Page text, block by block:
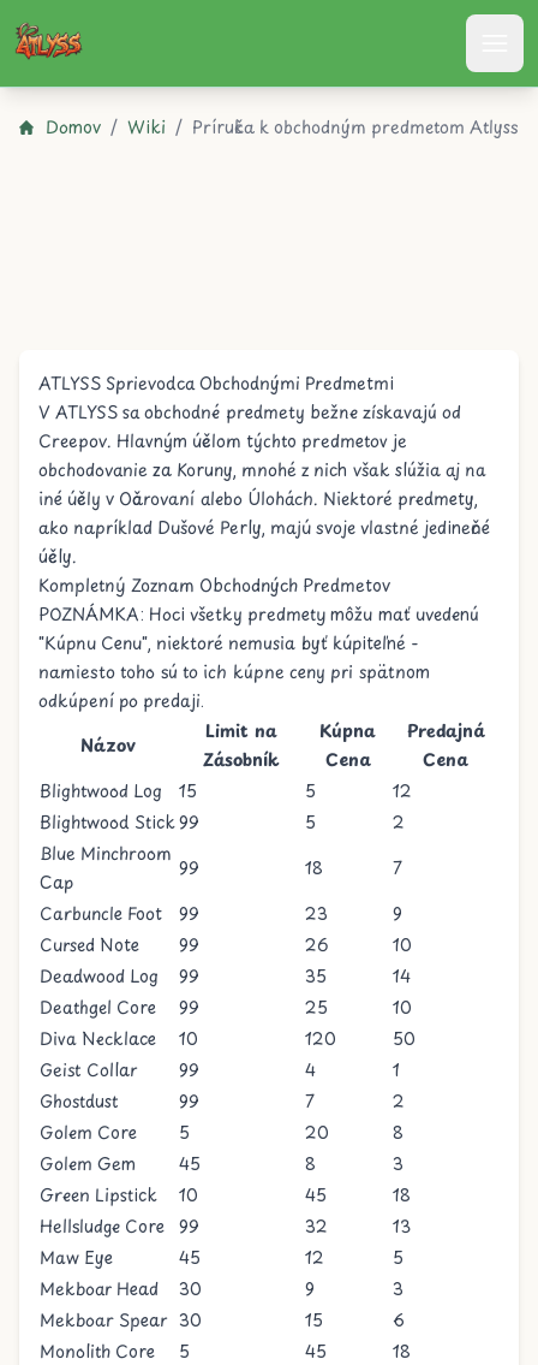
Atlyss
Domov / Wiki / Príručka k obchodným predmetom Atlyss
ATLYSS Sprievodca Obchodnými Predmetmi
V ATLYSS sa obchodné predmety bežne získavajú od
Creepov. Hlavným účelom týchto predmetov je
obchodovanie za Koruny, mnohé z nich však slúžia aj na
iné účely v Očarovaní alebo Úlohách. Niektoré predmety,
ako napríklad Dušové Perly, majú svoje vlastné jedinečné
účely.
Kompletný Zoznam Obchodných Predmetov
POZNÁMKA: Hoci všetky predmety môžu mať uvedenú
"Kúpnu Cenu", niektoré nemusia byť kúpiteľné -
namiesto toho sú to ich kúpne ceny pri spätnom
odkúpení po predaji.
Názov
Limit na
Zásobník
Kúpna
Cena
Predajná
Cena
Blightwood Log
15 5
12
Blightwood Stick99 5
2
Blue Minchroom
Cap
99 18
7
Carbuncle Foot
99 23
9
Cursed Note
99 26
10
Deadwood Log
99 35
14
Deathgel Core
99 25
10
Diva Necklace
10 120
50
Geist Collar
99 4
1
Ghostdust
99 7
2
Golem Core
5 20
8
Golem Gem
45 8
3
Green Lipstick
10 45
18
Hellsludge Core 99 32
13
Maw Eye
45 12
5
Mekboar Head
30 9
3
Mekboar Spear 30 15
6
Monolith Core
5 45
18